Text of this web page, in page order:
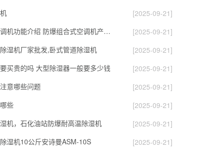
[2025-09-21]
防爆组合式空调机功能介绍 防爆组合式空调机产品特点
[2025-09-21]
湿机厂家批发,卧式管道除湿机
[2025-09-21]
买贵的吗 大型除湿器一般要多少钱
[2025-09-21]
意哪些问题
[2025-09-21]
些
[2025-09-21]
机，石化油站防爆耐高温除湿机
[2025-09-21]
湿机10公斤安诗曼ASM-10S
[2025-09-21]